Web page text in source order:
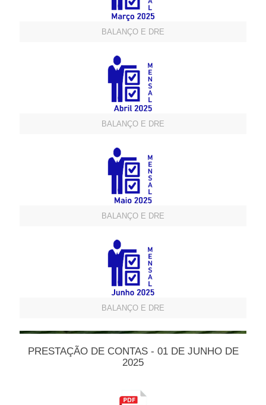
BALANÇO E DRE
BALANÇO E DRE
BALANÇO E DRE
BALANÇO E DRE
PRESTAÇÃO DE CONTAS - 01 DE JUNHO DE
2025